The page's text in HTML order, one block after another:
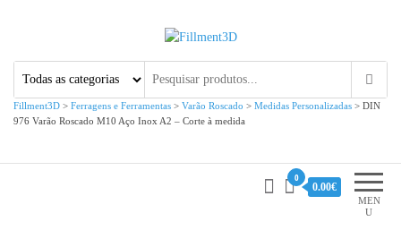
Fillment3D
Fillment3D > Ferragens e Ferramentas > Varão Roscado > Medidas Personalizadas > DIN
976 Varão Roscado M10 Aço Inox A2 – Corte à medida
MEN
U
0
0.00€